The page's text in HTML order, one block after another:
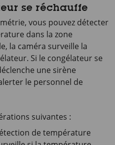
se réchauffe
vous pouvez détecter
dans la zone
la caméra surveille la
Si le congélateur se
une sirène
le personnel de
suivantes :
de température